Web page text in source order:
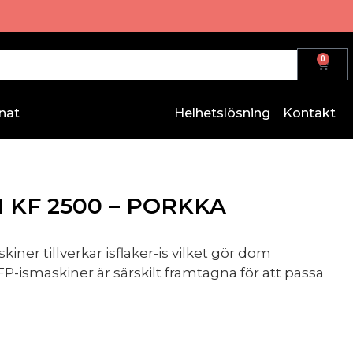
0
Helhetslösning Kontakt
KF 2500 – PORKKA
tillverkar isflaker-is vilket gör dom
ismaskiner är särskilt framtagna för att passa